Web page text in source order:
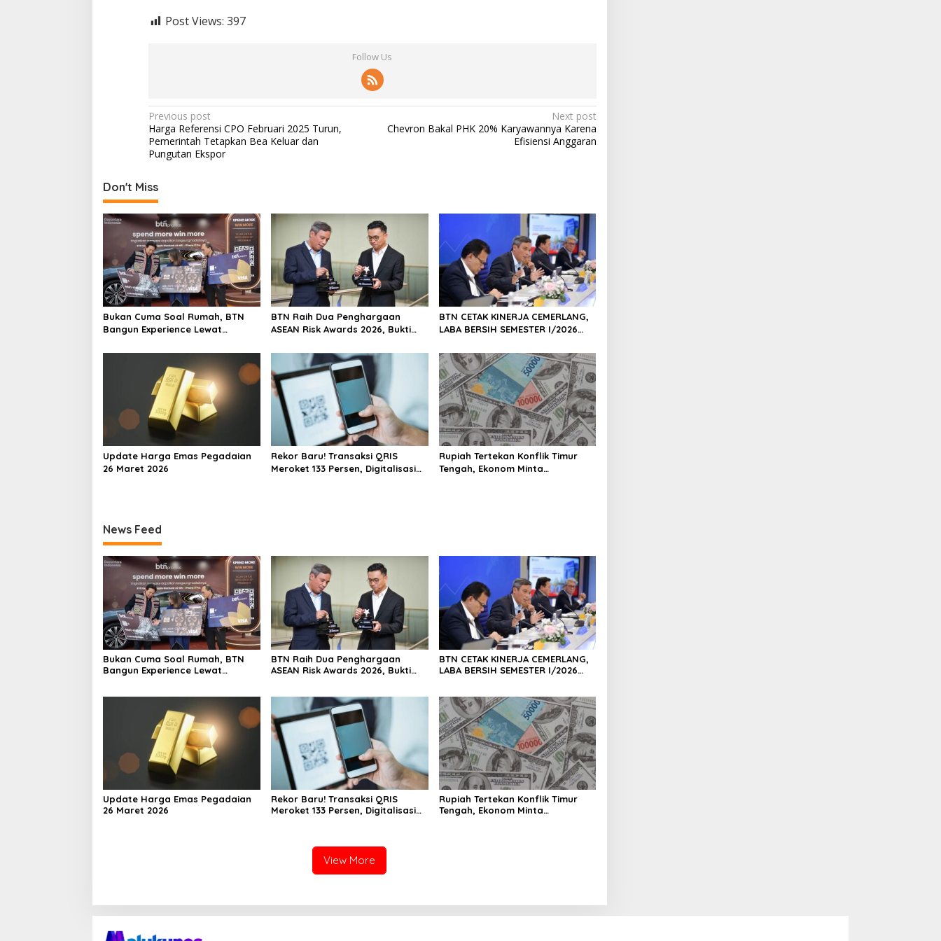
Post Views: 397
Follow Us
P
o
s
n
a
v
i
g
a
t
i
o
n
Previous post
Harga Referensi CPO Februari 2025 Turun,
Pemerintah Tetapkan Bea Keluar dan
Pungutan Ekspor
Next post
Chevron Bakal PHK 20% Karyawannya Karena
Efisiensi Anggaran
Don't Miss
Bukan Cuma Soal Rumah, BTN
Bangun Experience Lewat
BTN Raih Dua Penghargaan
ASEAN Risk Awards 2026, Bukti
Berstandar Internasional
Perkuat Pertumbuhan
Berkelanjutan
BTN CETAK KINERJA CEMERLANG,
LABA BERSIH SEMESTER I/2026
JADI 2,99%
Update Harga Emas Pegadaian
26 Maret 2026
Rekor Baru! Transaksi QRIS
Meroket 133 Persen, Digitalisasi
Rupiah Tertekan Konflik Timur
Tengah, Ekonom Minta
News Feed
Bukan Cuma Soal Rumah, BTN
Bangun Experience Lewat
BTN Raih Dua Penghargaan
ASEAN Risk Awards 2026, Bukti
Perkuat Pertumbuhan
Berkelanjutan
BTN CETAK KINERJA CEMERLANG,
LABA BERSIH SEMESTER I/2026
Update Harga Emas Pegadaian
26 Maret 2026
Rekor Baru! Transaksi QRIS
Meroket 133 Persen, Digitalisasi
Rupiah Tertekan Konflik Timur
Tengah, Ekonom Minta
View More